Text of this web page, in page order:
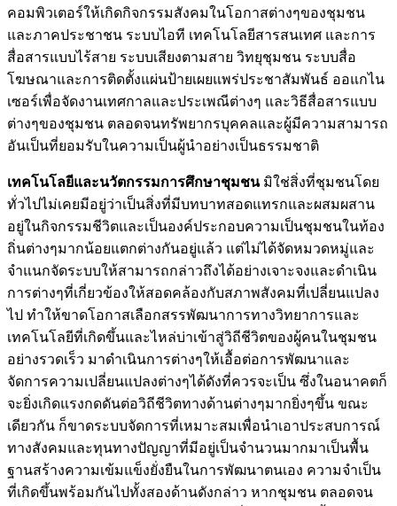
คอมพิวเตอร์ให้เกิดกิจกรรมสังคมในโอกาสต่างๆของชุมชน
และภาคประชาชน ระบบไอที เทคโนโลยีสารสนเทศ และการ
สื่อสารแบบไร้สาย ระบบเสียงตามสาย วิทยุชุมชน ระบบสื่อ
โฆษณาและการติดตั้งแผ่นป้ายเผยแพร่ประชาสัมพันธ์ ออแกไน
เซอร์เพื่อจัดงานเทศกาลและประเพณีต่างๆ และวิธีสื่อสารแบบ
ต่างๆของชุมชน ตลอดจนทรัพยากรบุคคลและผู้มีความสามารถ
อันเป็นที่ยอมรับในความเป็นผู้นำอย่างเป็นธรรมชาติ
เทคโนโลยีและนวัตกรรมการศึกษาชุมชนมิใช่สิ่งที่ชุมชนโดย
ทั่วไปไม่เคยมีอยู่ว่าเป็นสิ่งที่มีบทบาทสอดแทรกและผสมผสาน
อยู่ในกิจกรรมชีวิตและเป็นองค์ประกอบความเป็นชุมชนในท้อง
ถิ่นต่างๆมากน้อยแตกต่างกันอยู่แล้ว แต่ไม่ได้จัดหมวดหมู่และ
จำแนกจัดระบบให้สามารถกล่าวถึงได้อย่างเจาะจงและดำเนิน
การต่างๆที่เกี่ยวข้องให้สอดคล้องกับสภาพสังคมที่เปลี่ยนแปลง
ไป ทำให้ขาดโอกาสเลือกสรรพัฒนาการทางวิทยาการและ
เทคโนโลยีที่เกิดขึ้นและไหล่บ่าเข้าสู่วิถีชีวิตของผู้คนในชุมชน
อย่างรวดเร็ว มาดำเนินการต่างๆให้เอื้อต่อการพัฒนาและ
จัดการความเปลี่ยนแปลงต่างๆได้ดังที่ควรจะเป็น ซึ่งในอนาคตก็
จะยิ่งเกิดแรงกดดันต่อวิถีชีวิตทางด้านต่างๆมากยิ่งๆขึ้น ขณะ
เดียวกัน ก็ขาดระบบจัดการที่เหมาะสมเพื่อนำเอาประสบการณ์
ทางสังคมและทุนทางปัญญาที่มีอยู่เป็นจำนวนมากมาเป็นพื้น
ฐานสร้างความเข้มแข็งยั่งยืนในการพัฒนาตนเอง ความจำเป็น
ที่เกิดขึ้นพร้อมกันไปทั้งสองด้านดังกล่าว หากชุมชน ตลอดจน